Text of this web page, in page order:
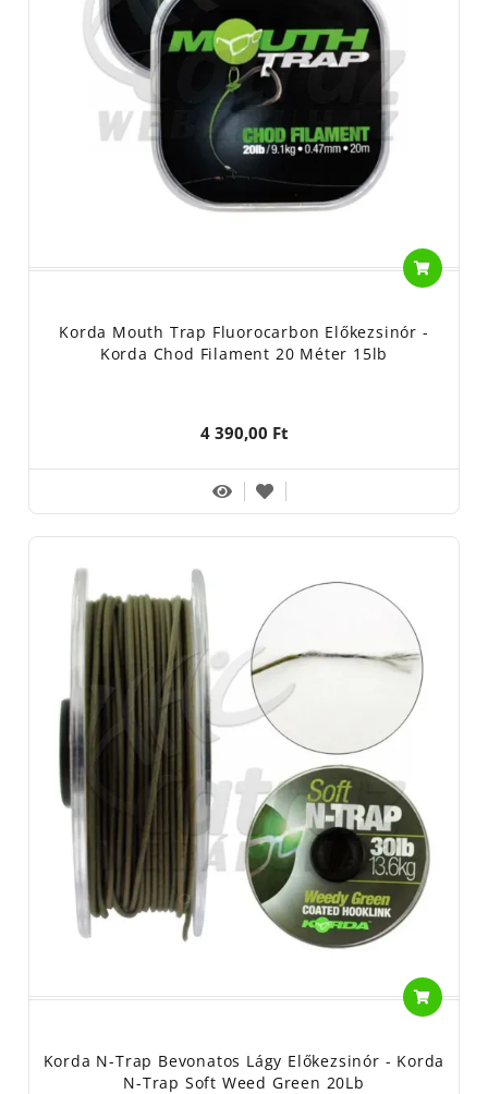
Korda Mouth Trap Fluorocarbon Előkezsinór -
Korda Chod Filament 20 Méter 15lb
4 390,00 Ft
Korda N-Trap Bevonatos Lágy Előkezsinór - Korda
N-Trap Soft Weed Green 20Lb